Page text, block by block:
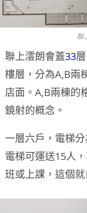
聯
聯上澐朗會蓋33
樓層，分為A,B兩
店面。A,B兩棟的
鏡射的概念。
一層六戶，電梯
電梯可運送15人
班或上課，這個